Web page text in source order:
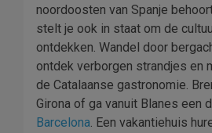
noordoosten van Spanje
stelt je ook in staat om de
ontdekken. Wandel door
ontdek verborgen strandjes en
de Catalaanse gastronomie.
Girona of ga vanuit Blanes een
Barcelona. Een vakantiehuis